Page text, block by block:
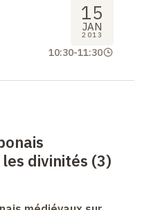
15
JAN
2013
10:30-11:30
divinités (3)